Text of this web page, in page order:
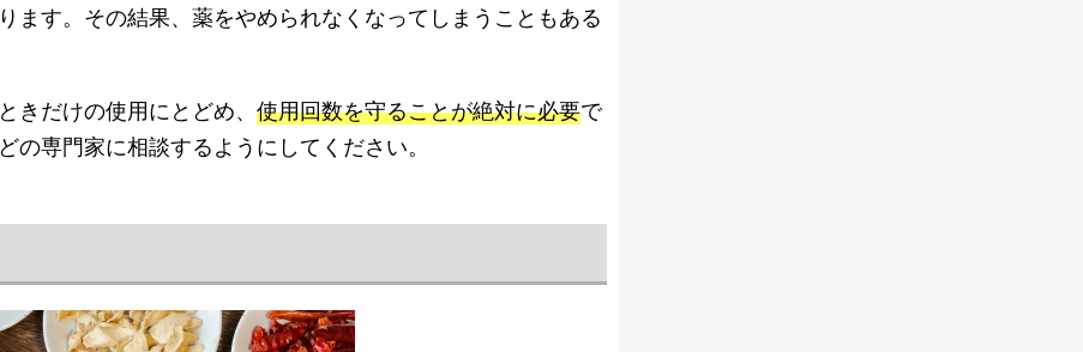
ます。その結果、薬をやめられなくなってしまうこともある
きだけの使用にとどめ、 使用回数を守ることが絶対に必要で
専門家に相談するようにしてください。